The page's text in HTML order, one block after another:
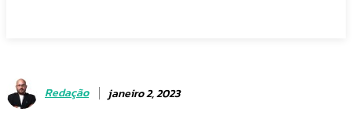
Redação janeiro 2, 2023